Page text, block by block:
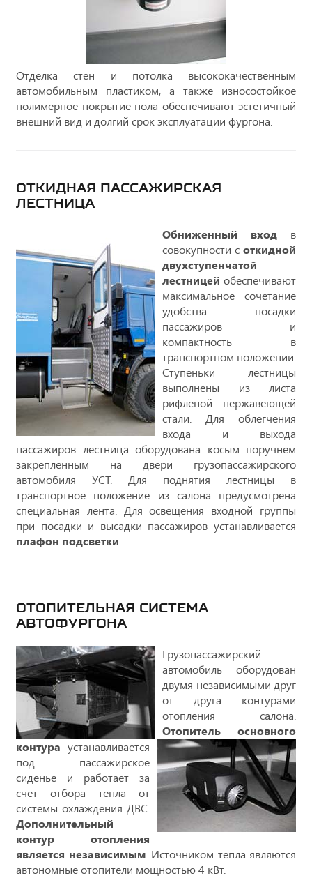
Отделка стен и потолка высококачественным
автомобильным пластиком, а также износостойкое
полимерное покрытие пола обеспечивают эстетичный
внешний вид и долгий срок эксплуатации фургона.
ОТКИДНАЯ ПАССАЖИРСКАЯ
ЛЕСТНИЦА
Обниженный вход в
совокупности с откидной
двухступенчатой
лестницей обеспечивают
максимальное сочетание
удобства посадки
пассажиров и
компактность в
транспортном положении.
Ступеньки лестницы
выполнены из листа
рифленой нержавеющей
стали. Для облегчения
входа и выхода
пассажиров лестница оборудована косым поручнем
закрепленным на двери грузопассажирского
автомобиля УСТ. Для поднятия лестницы в
транспортное положение из салона предусмотрена
специальная лента. Для освещения входной группы
при посадки и высадки пассажиров устанавливается
плафон подсветки
ОТОПИТЕЛЬНАЯ СИСТЕМА
АВТОФУРГОНА
Грузопассажирский
автомобиль оборудован
двумя независимыми друг
от друга контурами
отопления салона.
Отопитель основного
контура устанавливается
под пассажирское
сиденье и работает за
счет отбора тепла от
системы охлаждения ДВС.
Дополнительный
контур отопления
является независимым. Источником тепла являются
автономные отопители мощностью 4 кВт.